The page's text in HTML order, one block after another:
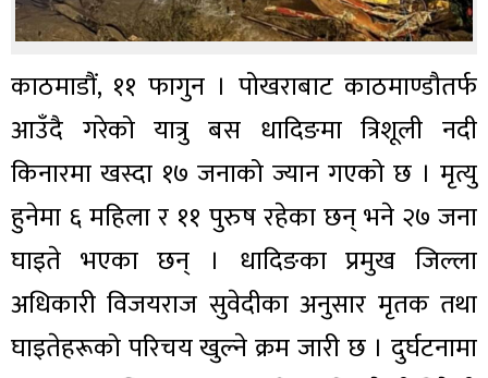
काठमाडौं, ११ फागुन । पोखराबाट काठमाण्डौतर्फ
आउँदै गरेको यात्रु बस धादिङमा त्रिशूली नदी
किनारमा खस्दा १७ जनाको ज्यान गएको छ । मृत्यु
हुनेमा ६ महिला र ११ पुरुष रहेका छन् भने २७ जना
घाइते भएका छन् । धादिङका प्रमुख जिल्ला
अधिकारी विजयराज सुवेदीका अनुसार मृतक तथा
घाइतेहरूको परिचय खुल्ने क्रम जारी छ । दुर्घटनामा